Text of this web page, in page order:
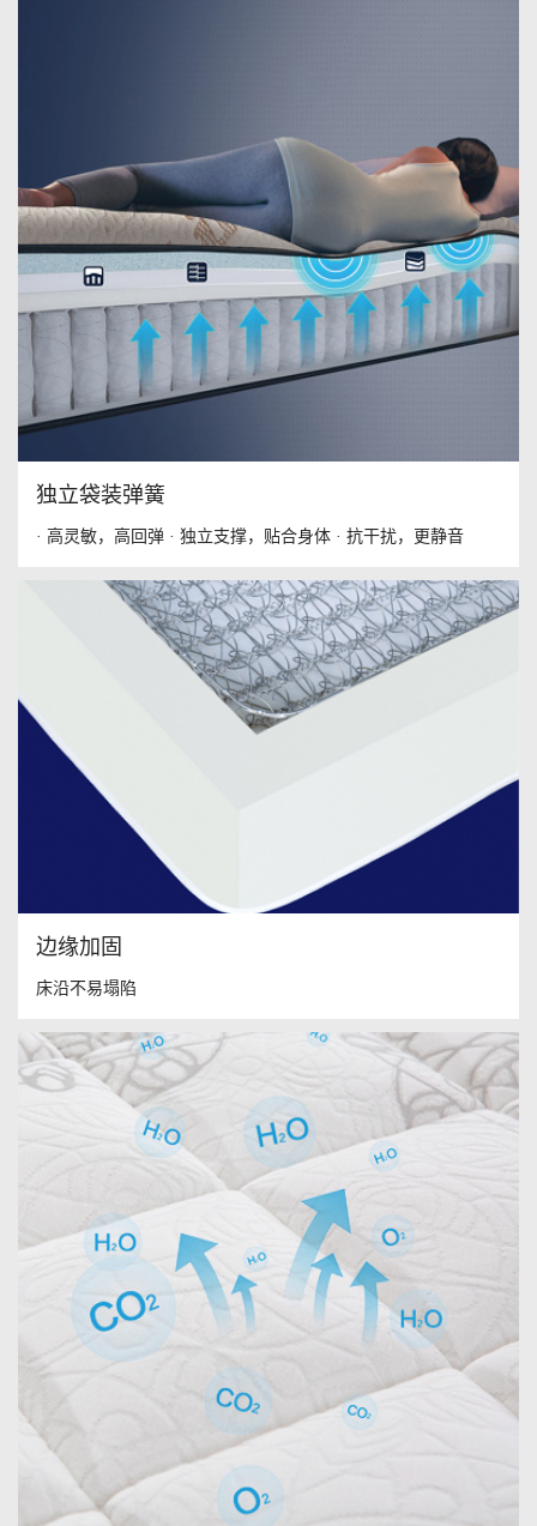
独立袋装弹簧
· 高灵敏，高回弹 · 独立支撑，贴合身体 · 抗干扰，更静音
边缘加固
床沿不易塌陷